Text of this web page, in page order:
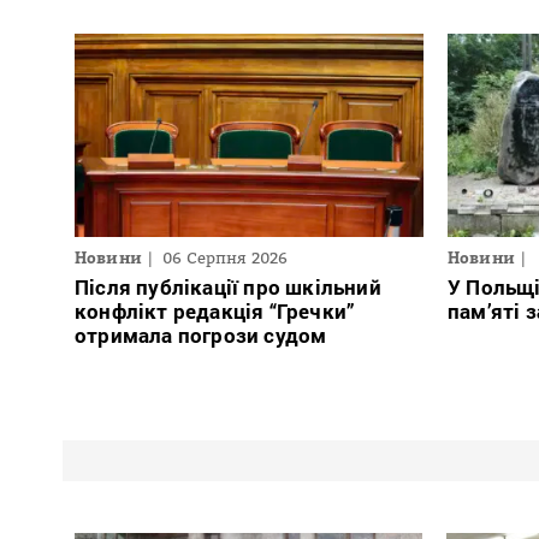
Новини 06 Серпня 2026
Після публікації про шкільний
конфлікт редакція “Гречки”
отримала погрози судом
Новини
У
пам’яті